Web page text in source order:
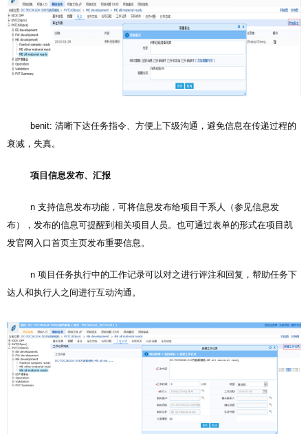
benit: 清晰下达任务指令、方便上下级沟通，避免信息在传递过程的
衰减，失真。
项目信息发布、汇报
n 支持信息发布功能，可将信息发布给项目干系人（参见信息发
布），发布的信息可提醒到相关项目人员。也可通过表单的形式在项目凯
发官网入口首页主页发布重要信息。
n 项目任务执行中的工作记录可以对之进行评注和回复，帮助任务下
达人和执行人之间进行互动沟通。